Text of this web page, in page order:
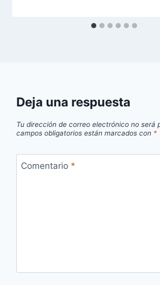
Deja una respuesta
Tu dirección de correo electrónico no será
campos obligatorios están marcados con *
Comentario *